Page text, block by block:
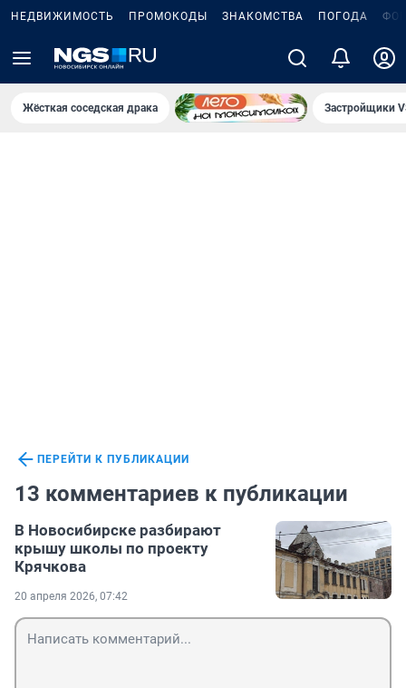
НЕДВИЖИМОСТЬ ПРОМОКОДЫ ЗНАКОМСТВА ПОГОДА
Жёсткая соседская драка Застройщики
ПЕРЕЙТИ К ПУБЛИКАЦИИ
13 комментариев к публикации
В Новосибирске разбирают
крышу школы по проекту
Крячкова
20 апреля 2026, 07:42